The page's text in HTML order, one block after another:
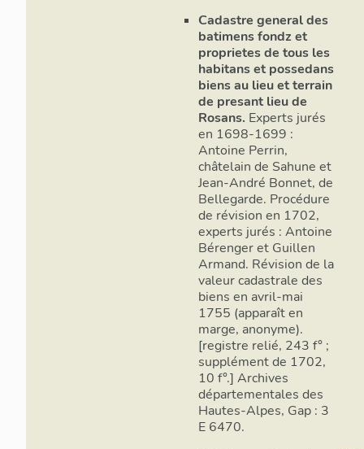
II.1.
Le premier
– ainsi que
La partie
cellier,
La partie
une
du logis et
chaussée
donne
L'étage
par des
Cadastre general des
batimens fondz et
proprietes de tous les
habitans et possedans
biens au lieu et terrain
de presant lieu de
Rosans. Experts jurés
en 1698-1699 :
Antoine Perrin,
châtelain de Sahune et
Jean-André Bonnet, de
Bellegarde. Procédure
de révision en 1702,
experts jurés : Antoine
Bérenger et Guillen
Armand. Révision de la
valeur cadastrale des
biens en avril-mai
1755 (apparaît en
marge, anonyme).
[registre relié, 243 f° ;
supplément de 1702,
10 f°.] Archives
départementales des
Hautes-Alpes, Gap : 3
E 6470.